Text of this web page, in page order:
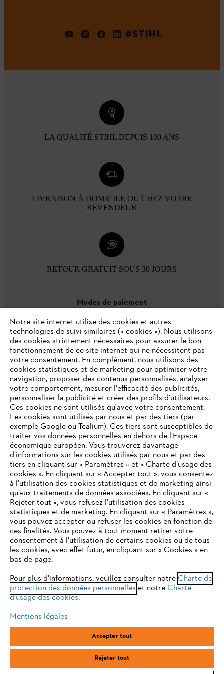
#STIHL
LA QUALITÉ STIHL DEPUIS 100 ANS
LIVRAISON À DOMICILE OU CHEZ VOTRE
REVENDEUR
RETOUR GRATUIT SOUS 30 JOURS
Modes de paiement
L'Entreprise
Questions / Réponses
Service
Conditions Générales de Vente
Politique de protection des données
Mentions légales Cookies
Conditions de garantie
ANDREAS STIHL SAS, 1 rue des Epinettes, ZI Nord de Torcy, 77200
VOTRE NAVIGATEUR INTERNET
N'EST PLUS PRIS EN CHARGE
Vous utilisez un navigateur Internet que nous ne prenons plus
en charge, et certaines fonctionnalités de notre site ne
peuvent fonctionner correctement. Pour une utilisation
optimale de notre site, nous vous recommandons de passer à
l'un des navigateurs suivants :
firefox chrome
Notre site internet utilise des cookies et autres
technologies de suivi similaires (« cookies »). Nous utilisons
des cookies strictement nécessaires pour assurer le bon
fonctionnement de ce site internet qui ne nécessitent pas
votre consentement. En complément, nous utilisons des
cookies statistiques et de marketing pour optimiser votre
navigation, proposer des contenus personnalisés, analyser
votre comportement, mesurer l'efficacité des publicités,
personnaliser la publicité et créer des profils d'utilisateurs.
Ces cookies ne sont utilisés qu'avec votre consentement.
Les cookies sont utilisés par nous et par des tiers (par
exemple Google ou Tealium). Ces tiers sont susceptibles de
traiter vos données personnelles en dehors de l'Espace
économique européen. Vous trouverez davantage
d’informations sur les cookies utilisés par nous et par des
tiers en cliquant sur « Paramètres » et « Charte d’usage des
cookies ». En cliquant sur « Accepter tout », vous consentez
à l'utilisation des cookies statistiques et de marketing ainsi
qu’aux traitements de données associées. En cliquant sur «
Rejeter tout », vous refusez l'utilisation des cookies
statistiques et de marketing. En cliquant sur « Paramètres »,
vous pouvez accepter ou refuser les cookies en fonction de
ces finalités. Vous pouvez à tout moment retirer votre
consentement à l'utilisation de certains cookies ou de tous
les cookies, avec effet futur, en cliquant sur « Cookies » en
bas de page.
Pour plus d'informations, veuillez consulter notre Charte de
protection des données personnelles et notre Charte
d'usage des cookies.
Mentions légales
Accepter tout
Rejeter tout